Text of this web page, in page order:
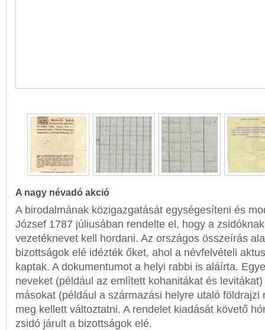
A nagy névadó akció
A birodalmának közigazgatását egységesíteni és
József 1787 júliusában rendelte el, hogy a
vezetéknevet kell hordani. Az országos összeírás
bizottságok elé idézték őket, ahol a névfelvételi
kaptak. A dokumentumot a helyi rabbi is aláírta.
neveket (például az említett kohanitákat és
másokat (például a származási helyre utaló földrajzi
meg kellett változtatni. A rendelet kiadását követő
zsidó járult a bizottságok elé.